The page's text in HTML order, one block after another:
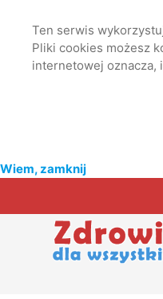
Ten serwis
Pliki cookies możesz
internetowej oznacza,
Wiem, zamknij